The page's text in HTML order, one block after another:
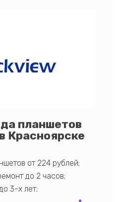
планшетов
Красноярске
от 224 рублей;
до 2 часов;
3-х лет;